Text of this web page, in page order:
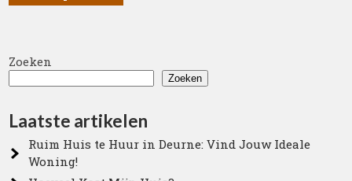
Zoeken
Zoeken
Laatste artikelen
Ruim Huis te Huur in Deurne: Vind Jouw Ideale
Woning!